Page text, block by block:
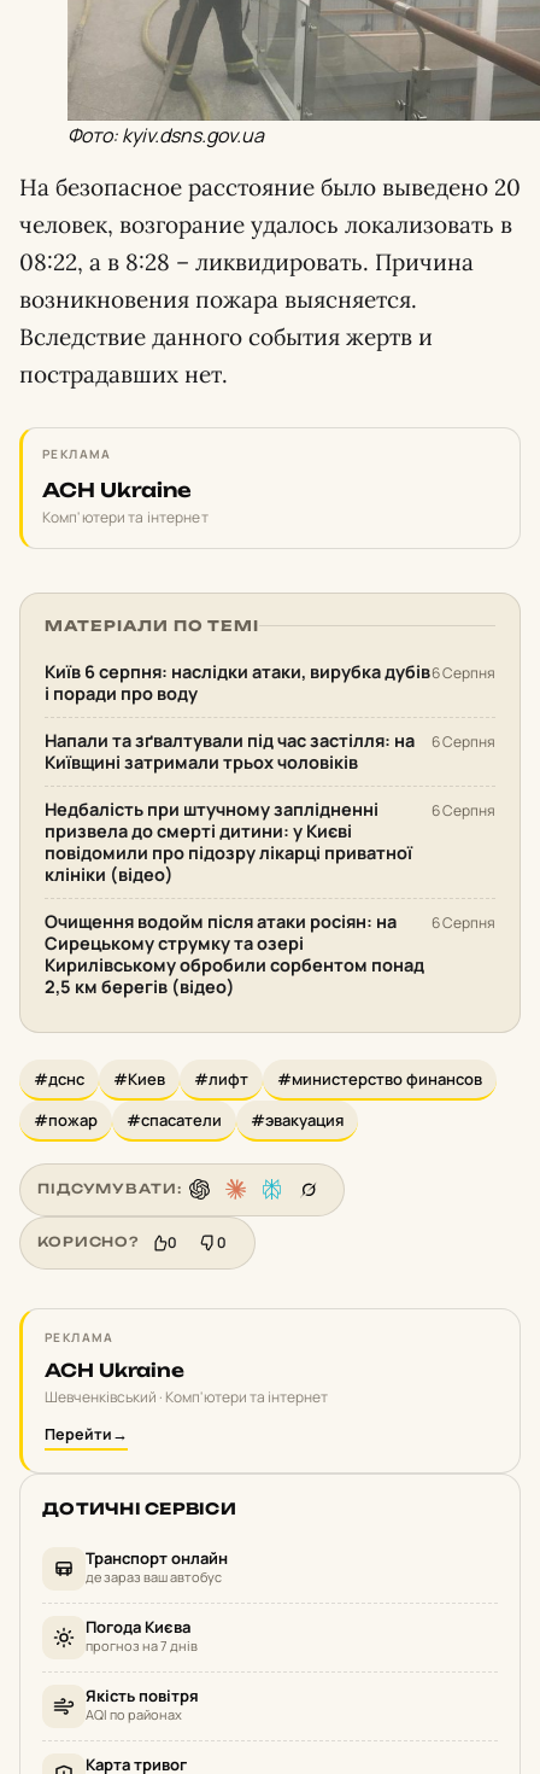
Фото: kyiv.dsns.gov.ua
На безопасное расстояние было выведено 20
человек, возгорание удалось локализовать в
08:22, а в 8:28 – ликвидировать. Причина
возникновения пожара выясняется.
Вследствие данного события жертв и
пострадавших нет.
РЕКЛАМА
ACH Ukraine
Комп'ютери та інтернет
МАТЕРІАЛИ ПО ТЕМІ
Київ 6 серпня: наслідки атаки, вирубка дубів
і поради про воду
6 Серпня
Напали та зґвалтували під час застілля: на
Київщині затримали трьох чоловіків
6 Серпня
Недбалість при штучному заплідненні
призвела до смерті дитини: у Києві
повідомили про підозру лікарці приватної
клініки (відео)
6 Серпня
Очищення водойм після атаки росіян: на
Сирецькому струмку та озері
Кирилівському обробили сорбентом понад
2,5 км берегів (відео)
6 Серпня
#дснс #Киев #лифт
#министерство финансов
#пожар
#спасатели #эвакуация
ПІДСУМУВАТИ:
КОРИСНО? 0 0
РЕКЛАМА
ACH Ukraine
Шевченківський · Комп'ютери та інтернет
Перейти→
ДОТИЧНІ СЕРВІСИ
Транспорт онлайн
де зараз ваш автобус
Погода Києва
прогноз на 7 днів
Якість повітря
AQI по районах
Карта тривог